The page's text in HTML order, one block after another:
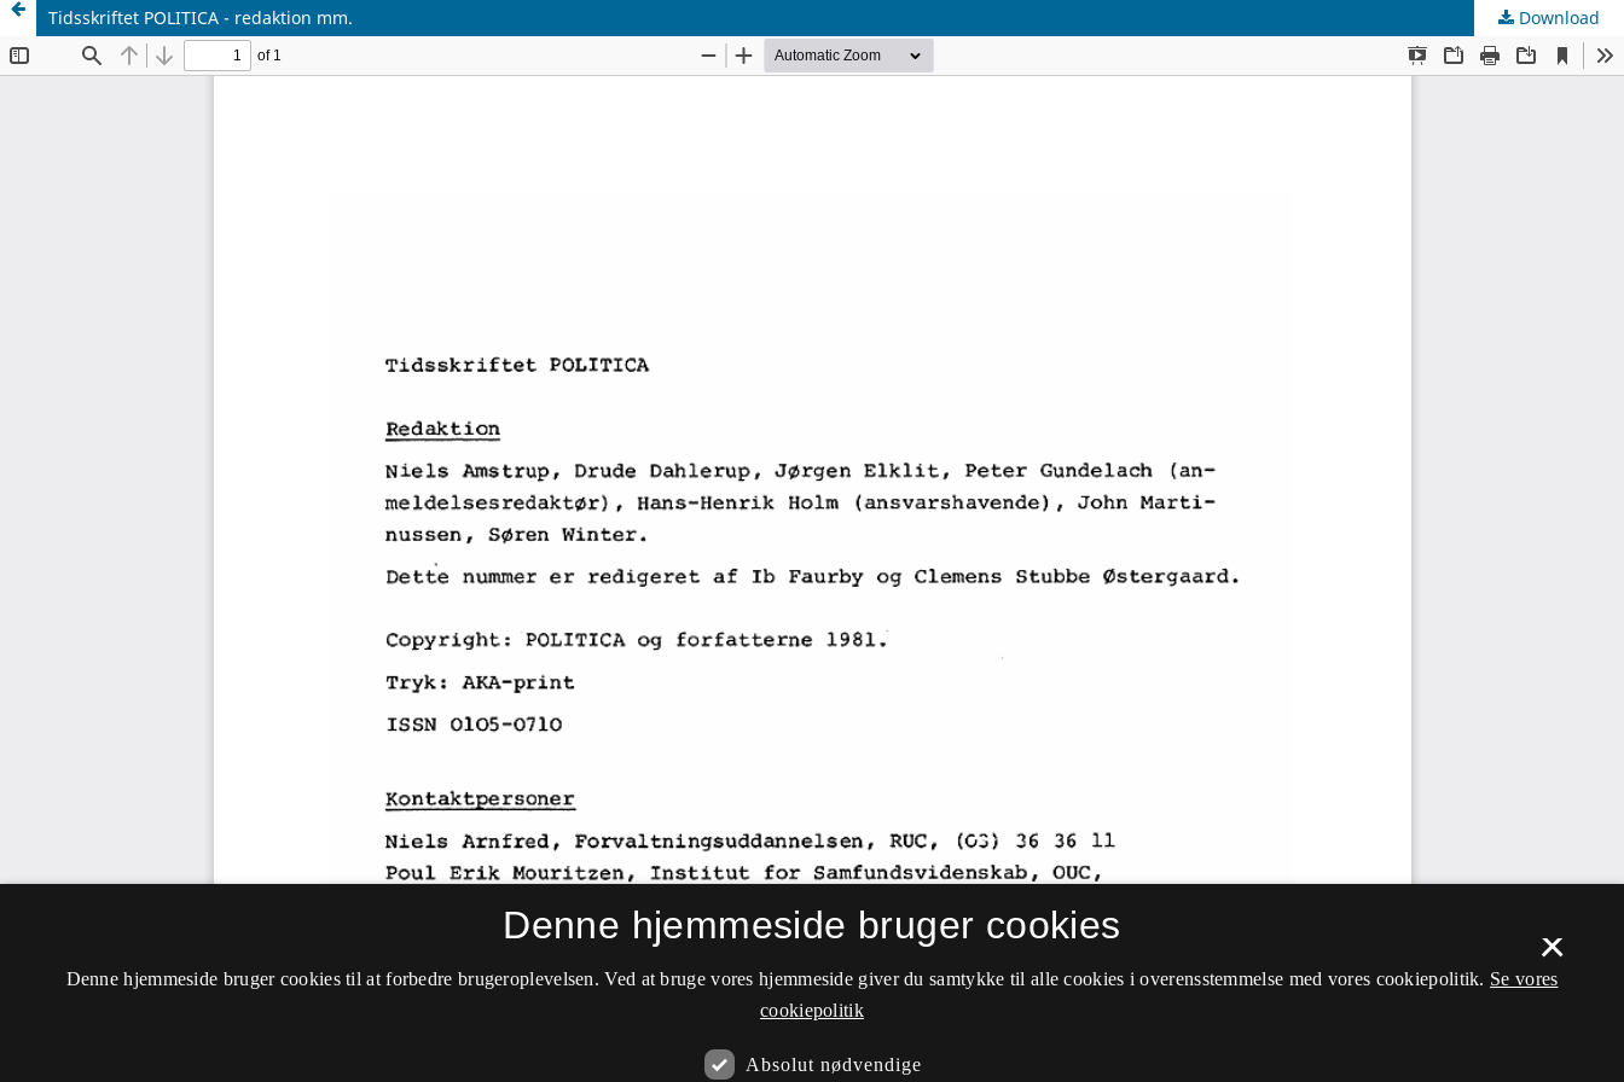
Tidsskriftet POLITICA - redaktion mm. Download
×
Denne hjemmeside bruger cookies
Denne hjemmeside bruger cookies til at forbedre brugeroplevelsen. Ved at bruge vores hjemmeside giver du samtykke til alle cookies i overensstemmelse med vores cookiepolitik. Se vores
cookiepolitik
Absolut nødvendige